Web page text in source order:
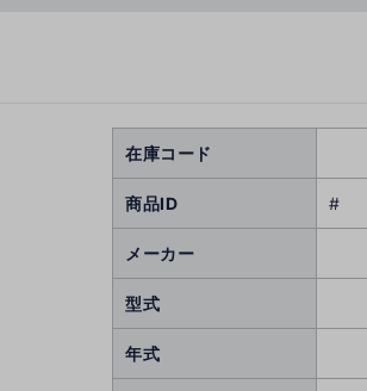
在庫コード
商品ID #
メーカー
型式
年式